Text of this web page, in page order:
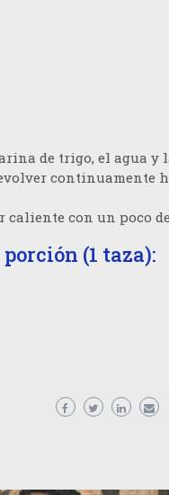
de trigo, el agua y
continuamente
caliente con un poco
(1 taza):